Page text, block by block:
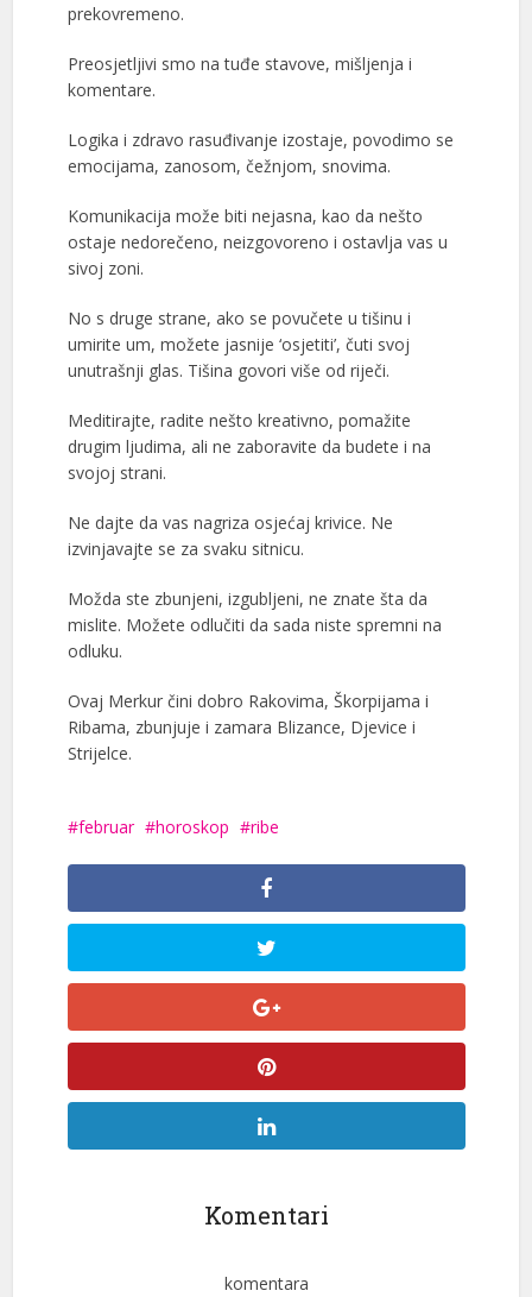
prekovremeno.
Preosjetljivi smo na tuđe stavove, mišljenja i
komentare.
Logika i zdravo rasuđivanje izostaje, povodimo se
emocijama, zanosom, čežnjom, snovima.
Komunikacija može biti nejasna, kao da nešto
ostaje nedorečeno, neizgovoreno i ostavlja vas u
sivoj zoni.
No s druge strane, ako se povučete u tišinu i
umirite um, možete jasnije ‘osjetiti’, čuti svoj
unutrašnji glas. Tišina govori više od riječi.
Meditirajte, radite nešto kreativno, pomažite
drugim ljudima, ali ne zaboravite da budete i na
svojoj strani.
Ne dajte da vas nagriza osjećaj krivice. Ne
izvinjavajte se za svaku sitnicu.
Možda ste zbunjeni, izgubljeni, ne znate šta da
mislite. Možete odlučiti da sada niste spremni na
odluku.
Ovaj Merkur čini dobro Rakovima, Škorpijama i
Ribama, zbunjuje i zamara Blizance, Djevice i
Strijelce.
februar horoskop ribe
Komentari
komentara